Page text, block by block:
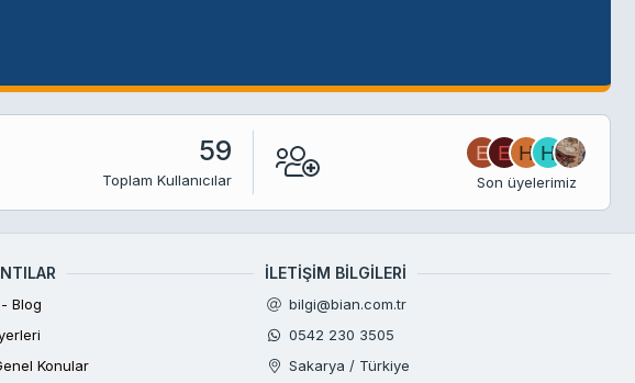
59
Toplam Kullanıcılar
E E H H
Son üyelerimiz
Blog
Konular
İLETIŞIM BILGILERI
bilgi@bian.com.tr
0542 230 3505
Sakarya / Türkiye